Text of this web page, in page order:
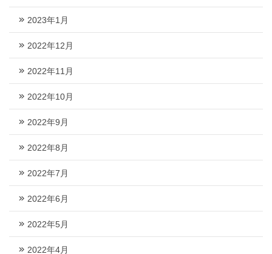
2023年1月
2022年12月
2022年11月
2022年10月
2022年9月
2022年8月
2022年7月
2022年6月
2022年5月
2022年4月